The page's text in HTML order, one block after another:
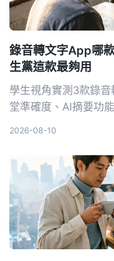
錄音轉文字App哪
生黨這款最夠用
學生視角實測3款錄
堂準確度、AI摘要功
2026-08-10